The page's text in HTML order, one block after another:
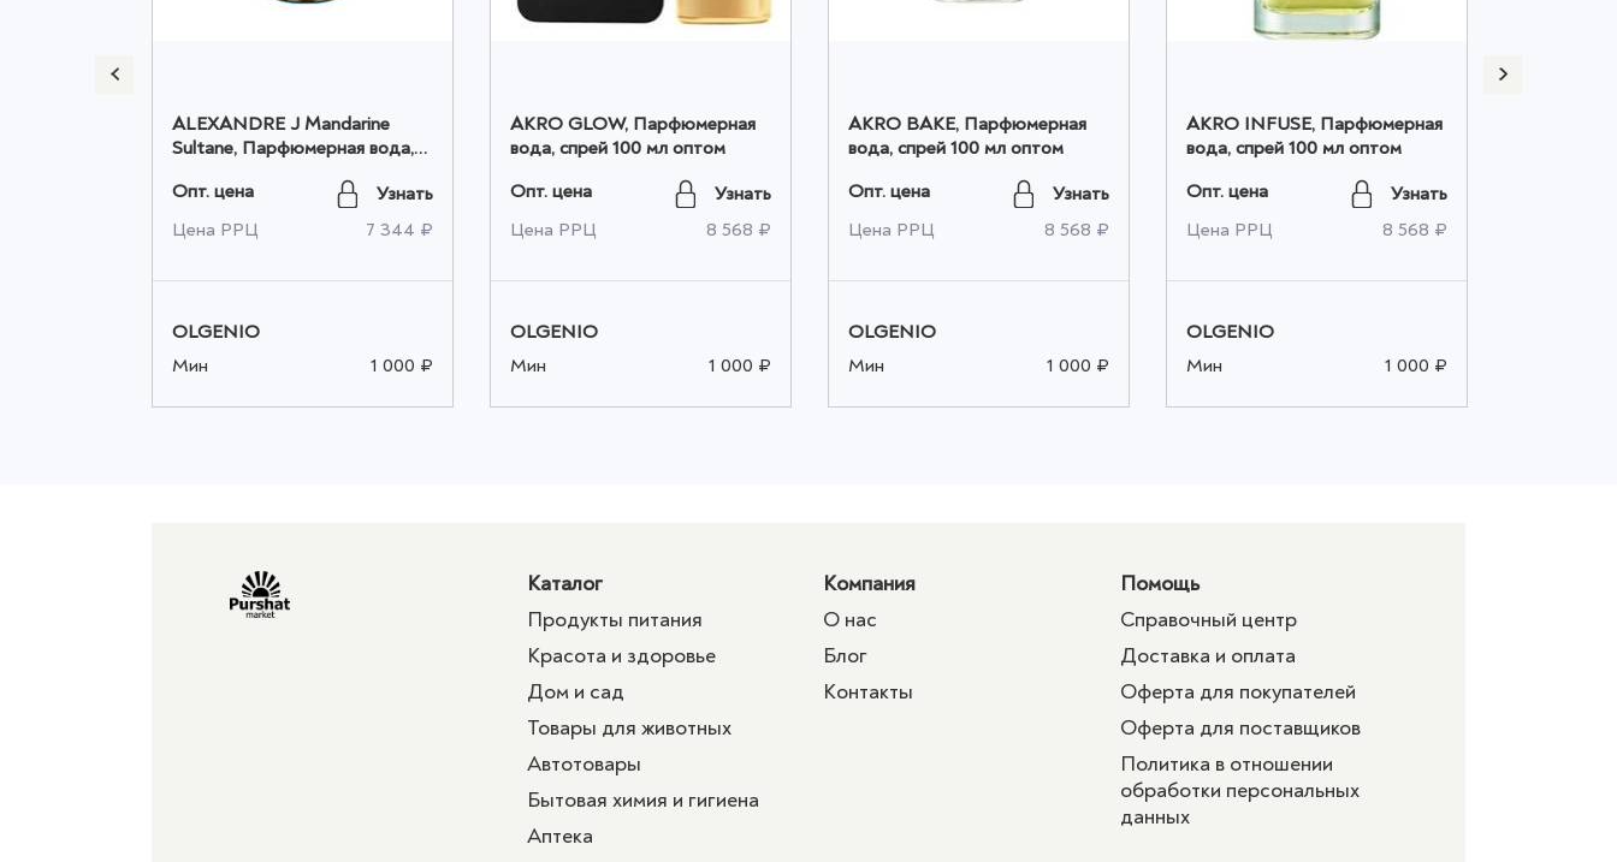
ALEXANDRE J Mandarine
Sultane, Парфюмерная вода,
Опт. цена
Узнать
Цена РРЦ
7 344 ₽
OLGENIO
Мин
1 000 ₽
AKRO GLOW, Парфюмерная
вода, спрей 100 мл оптом
Опт. цена
Узнать
Цена РРЦ
8 568 ₽
OLGENIO
Мин
1 000 ₽
AKRO BAKE, Парфюмерная
вода, спрей 100 мл оптом
Опт. цена
Узнать
Цена РРЦ
8 568 ₽
OLGENIO
Мин
1 000 ₽
AKRO INFUSE, Парфюмерная
вода, спрей 100 мл оптом
Опт. цена
Узнать
Цена РРЦ
8 568 ₽
OLGENIO
Мин
1 000 ₽
Каталог
Продукты питания
Красота и здоровье
Дом и сад
Товары для животных
Автотовары
Бытовая химия и гигиена
Аптека
Компания
О нас
Блог
Контакты
Помощь
Справочный центр
Доставка и оплата
Оферта для покупателей
Оферта для поставщиков
Политика в отношении
обработки персональных
данных